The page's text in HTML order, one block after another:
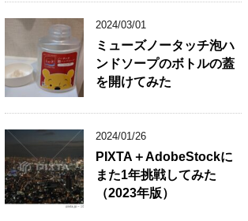
2024/03/01
ミューズノータッチ泡ハ
ンドソープのボトルの蓋
を開けてみた
2024/01/26
PIXTA＋AdobeStockに
また1年挑戦してみた
（2023年版）